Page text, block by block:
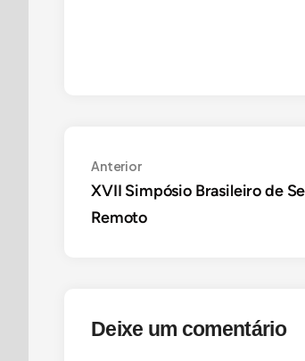
Navegação
de
Post
AnteriorAnterior
XVII Simpósio Brasileiro de
Remoto
Deixe um comentário